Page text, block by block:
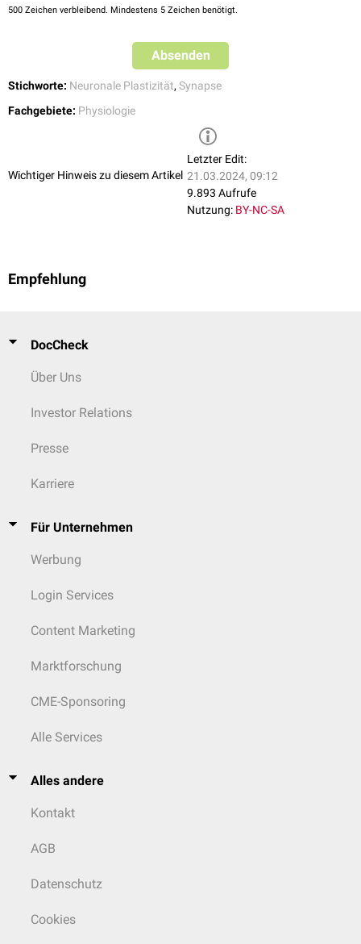
500 Zeichen verbleibend. Mindestens 5 Zeichen benötigt.
Absenden
Stichworte: Neuronale Plastizität, Synapse
Fachgebiete: Physiologie
Wichtiger Hinweis zu diesem Artikel
Letzter Edit:
21.03.2024, 09:12
9.893 Aufrufe
Nutzung: BY-NC-SA
Empfehlung
DocCheck
Über Uns
Investor Relations
Presse
Karriere
Für Unternehmen
Werbung
Login Services
Content Marketing
Marktforschung
CME-Sponsoring
Alle Services
Alles andere
Kontakt
AGB
Datenschutz
Cookies